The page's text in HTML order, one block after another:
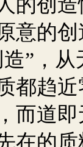
的创
意的
造”，
都趋
而道
在的